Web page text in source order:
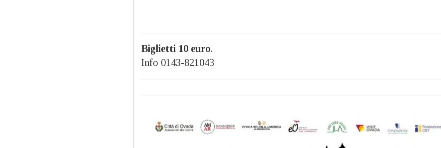
Biglietti 10 euro.
Info 0143-821043